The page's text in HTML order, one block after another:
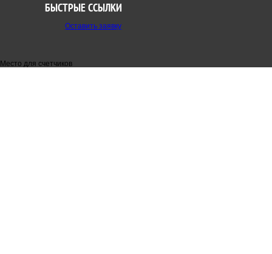
БЫСТРЫЕ ССЫЛКИ
Оставить заявку
Место для счетчиков